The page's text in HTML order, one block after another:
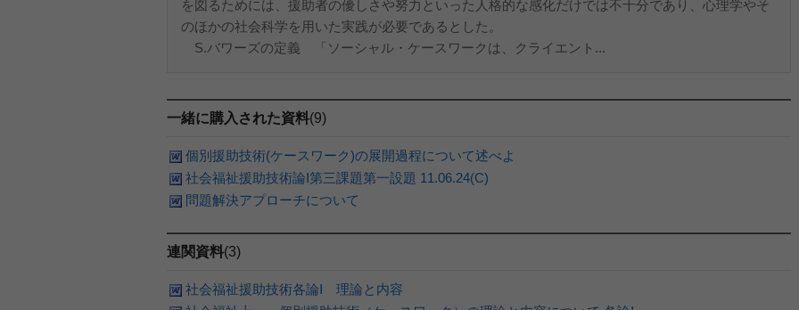
を図るためには、援助者の優しさや努力といった人格的な感化だけでは不十分であり、心理学やそ
のほかの社会科学を用いた実践が必要であるとした。
S.バワーズの定義 「ソーシャル・ケースワークは、クライエント...
一緒に購入された資料(9)
個別援助技術(ケースワーク)の展開過程について述べよ
社会福祉援助技術論Ⅰ第三課題第一設題 11.06.24(C)
問題解決アプローチについて
連関資料(3)
社会福祉援助技術各論Ⅰ 理論と内容